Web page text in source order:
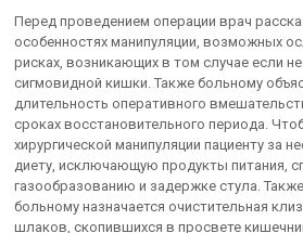
Перед проведением операции врач
особенностях манипуляции, возможных
рисках, возникающих в том случае если
сигмовидной кишки. Также больному
длительность оперативного
сроках восстановительного периода.
хирургической манипуляции пациенту за
диету, исключающую продукты питания,
газообразованию и задержке стула.
больному назначается очистительная
шлаков, скопившихся в просвете